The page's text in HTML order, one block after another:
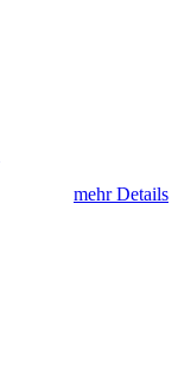
mehr Details